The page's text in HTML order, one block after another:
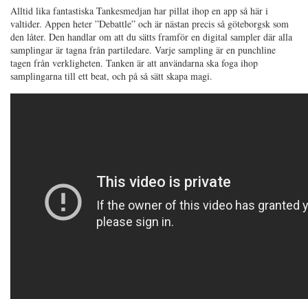
Alltid lika fantastiska Tankesmedjan har pillat ihop en app så här i
valtider. Appen heter ”Debattle” och är nästan precis så göteborgsk som
den låter. Den handlar om att du sätts framför en digital sampler där alla
samplingar är tagna från partiledare. Varje sampling är en punchline
tagen från verkligheten. Tanken är att användarna ska foga ihop
samplingarna till ett beat, och på så sätt skapa magi.